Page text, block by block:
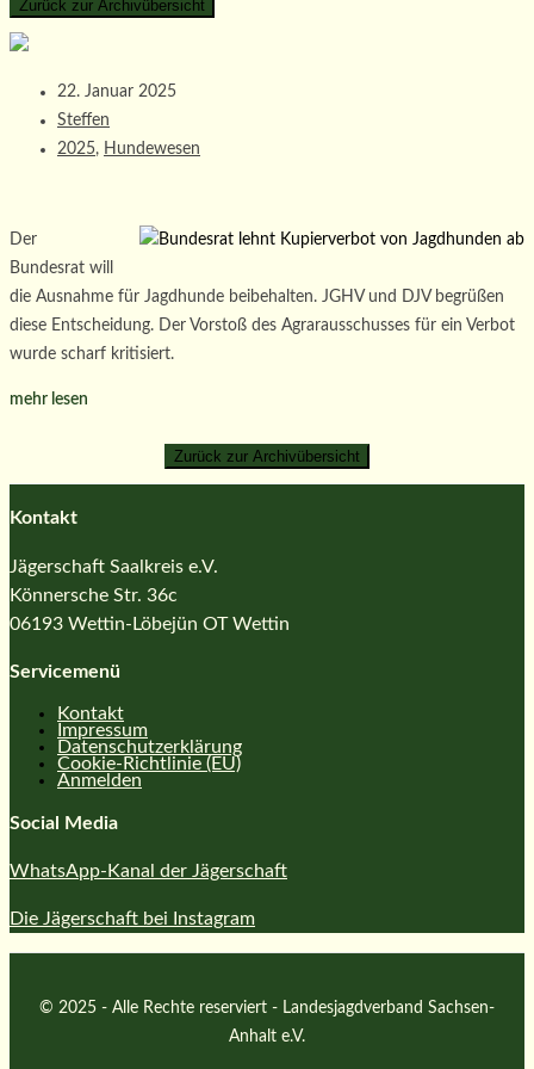
22. Januar 2025
Steffen
2025, Hundewesen
Der
Bundesrat will
die Ausnahme für Jagdhunde beibehalten. JGHV und DJV begrüßen
diese Entscheidung. Der Vorstoß des Agrarausschusses für ein Verbot
wurde scharf kritisiert.
mehr lesen
Kontakt
Jägerschaft Saalkreis e.V.
Könnersche Str. 36c
06193 Wettin-Löbejün OT Wettin
Servicemenü
Kontakt
Impressum
Datenschutzerklärung
Cookie-Richtlinie (EU)
Anmelden
Social Media
WhatsApp-Kanal der Jägerschaft
Die Jägerschaft bei Instagram
© 2025 - Alle Rechte reserviert - Landesjagdverband Sachsen-
Anhalt e.V.